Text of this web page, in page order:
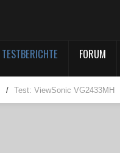
TESTBERICHTE FORUM
/ Test: ViewSonic VG2433MH